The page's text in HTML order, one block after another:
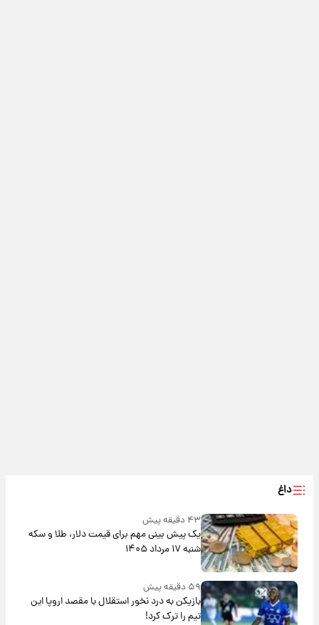
داغ
۴۳ دقیقه پیش
یک پیش ‌بینی مهم برای قیمت دلار، طلا و سکه
شنبه ۱۷ مرداد ۱۴۰۵
۵۹ دقیقه پیش
بازیکن به درد نخور استقلال با مقصد اروپا این
تیم را ترک کرد!